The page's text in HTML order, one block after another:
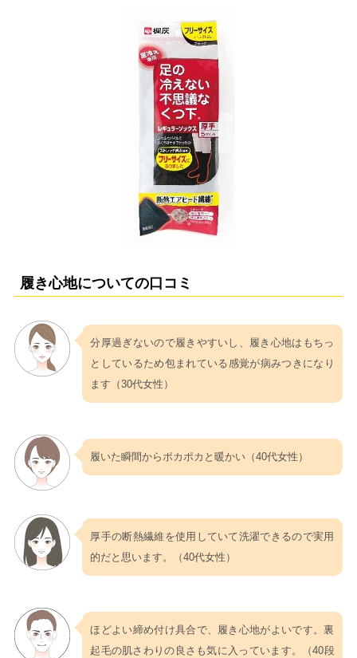
履き心地についての口コミ
分厚過ぎないので履きやすいし、履き心地はもちっ
としているため包まれている感覚が病みつきになり
ます（30代女性）
履いた瞬間からポカポカと暖かい（40代女性）
厚手の断熱繊維を使用していて洗濯できるので実用
的だと思います。（40代女性）
ほどよい締め付け具合で、履き心地がよいです。裏
起毛の肌さわりの良さも気に入っています。（40段